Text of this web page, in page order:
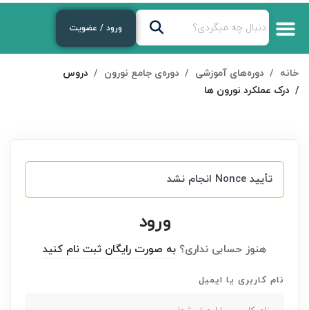
ورود / عضویت
خانه دوره‌های آموزشی دوره‌ی جامع نورون
دروس
درک عملکرد نورون ها
تأیید Nonce انجام نشد
ورود
هنوز حسابی نداری؟ به صورت رایگان ثبت نام کنید
نام کاربری یا ایمیل